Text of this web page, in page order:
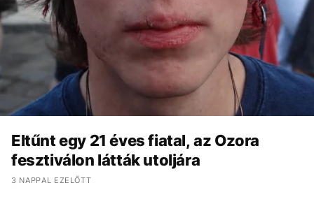
Eltűnt egy 21 éves fiatal, az Ozora
fesztiválon látták utoljára
3 NAPPAL EZELŐTT